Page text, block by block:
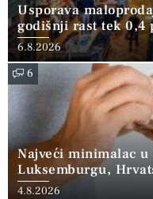
Usporava
godišnji rast tek 0,4
6.8.2026
6
Najveći minimalac
Luksemburgu,
4.8.2026